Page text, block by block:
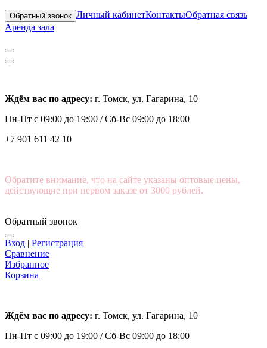
Обратный звонок Личный кабинетКонтактыОбратная связь
Аренда зала
Ждём вас по адресу: г. Томск, ул. Гагарина, 10
Пн-Пт с 09:00 до 19:00 /Сб-Вс 09:00 до 18:00
+7 901 611 42 10
Обратите внимание, что на сайте указаны оптовые цены,
действующие при первом заказе от 3000 рублей.
Обратный звонок
Вход | Регистрация
Сравнение
Избранное
Корзина
Ждём вас по адресу: г. Томск, ул. Гагарина, 10
Пн-Пт с 09:00 до 19:00 /Сб-Вс 09:00 до 18:00